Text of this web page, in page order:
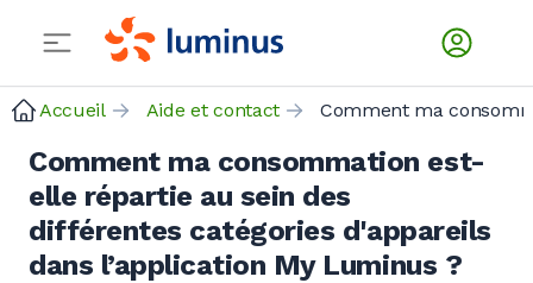
Accueil Aide et contact
Comment ma consommation est-
elle répartie au sein des
différentes catégories d'appareils
dans l’application My Luminus ?